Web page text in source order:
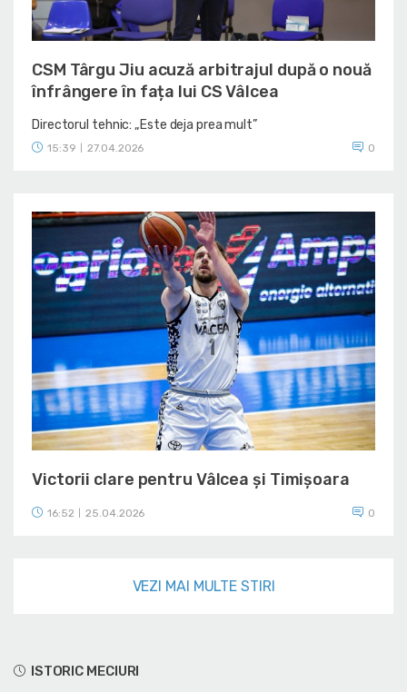
ISTORIC MECIURI
CSM Târgu Jiu acuză arbitrajul după o nouă
înfrângere în fața lui CS Vâlcea
Directorul tehnic: „Este deja prea mult”
15:39 27.04.2026 0
Victorii clare pentru Vâlcea și Timișoara
16:52 25.04.2026 0
VEZI MAI MULTE STIRI